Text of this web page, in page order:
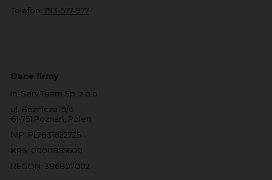
Telefon: 793-577-977
Dane firmy
In-Serv Team Sp. z o.o.
ul. Bóżnicza 15/6
61-751 Poznań, Polen
NIP: PL7831822725
KRS: 0000855600
REGON: 386807002